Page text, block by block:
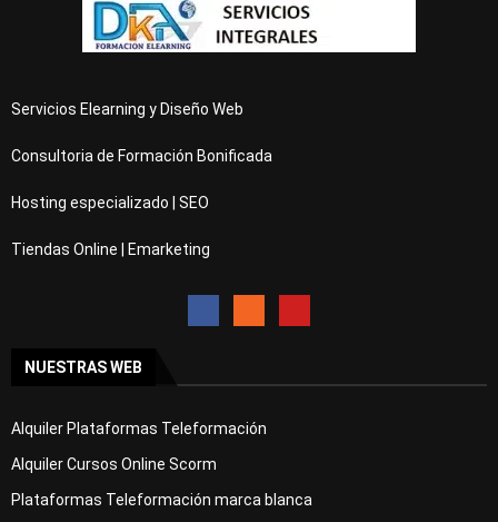
Servicios Elearning y Diseño Web
Consultoria de Formación Bonificada
Hosting especializado | SEO
Tiendas Online | Emarketing
NUESTRAS WEB
Alquiler Plataformas Teleformación
Alquiler Cursos Online Scorm
Plataformas Teleformación marca blanca